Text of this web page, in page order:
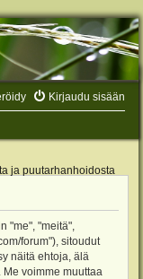
Kirjaudu sisään
ja puutarhanhoidosta
"me", "meitä",
forum"), sitoudut
näitä ehtoja, älä
voimme muuttaa